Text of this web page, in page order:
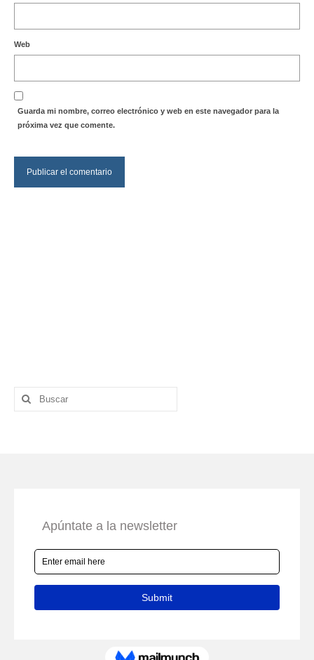
Web
Guarda mi nombre, correo electrónico y web en este navegador para la
próxima vez que comente.
Buscar
por: